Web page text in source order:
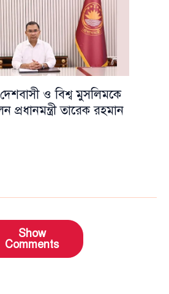
ও বিশ্ব মুসলিমকে
প্রধানমন্ত্রী তারেক রহমান
Show
Comments